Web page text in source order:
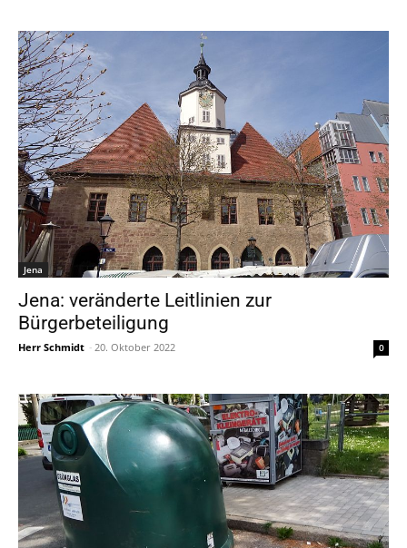
Jena
Jena: veränderte Leitlinien zur
Bürgerbeteiligung
Herr Schmidt - 20. Oktober 2022 0